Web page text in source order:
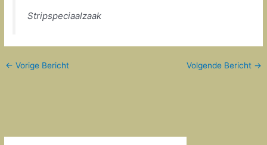
Stripspeciaalzaak
← Vorige Bericht Volgende Bericht →